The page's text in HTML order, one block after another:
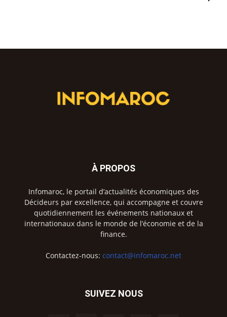
À PROPOS
Infomaroc, le portail d’actualités économiques des
Décideurs par excellence, qui accompagne et couvre
quotidiennement les événements nationaux et
internationaux dans le monde de l’économie et de la
finance.
Contactez-nous: contact@infomaroc.net
SUIVEZ NOUS